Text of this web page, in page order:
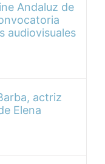
Andaluz de
audiovisuales
actriz
Elena